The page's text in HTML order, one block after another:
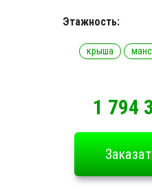
Этажность:
крыша
1 794